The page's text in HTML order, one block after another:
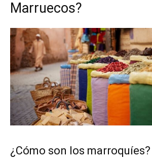
Marruecos?
¿Cómo son los marroquíes?